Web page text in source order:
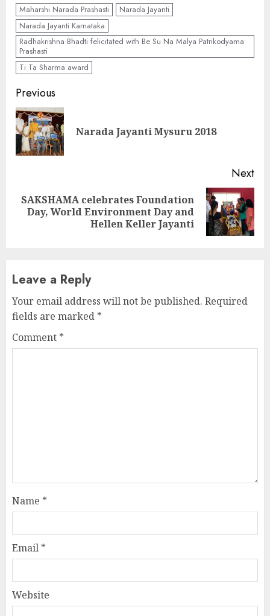
Maharshi Narada Prashasti
Narada Jayanti
Narada Jayanti Karnataka
Radhakrishna Bhadti felicitated with Be Su Na Malya Patrikodyama
Prashasti
Ti Ta Sharma award
Continue
Reading
Previous
Narada Jayanti Mysuru 2018
Next
Next
SAKSHAMA celebrates Foundation
Day, World Environment Day and
Hellen Keller Jayanti
Leave a Reply
Your email address will not be published. Required
fields are marked *
Comment *
Name *
Email *
Website